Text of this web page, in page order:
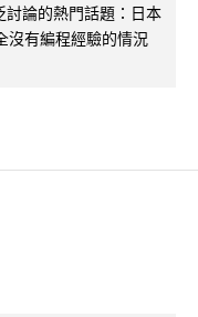
討論的熱門話題：日本
沒有編程經驗的情況